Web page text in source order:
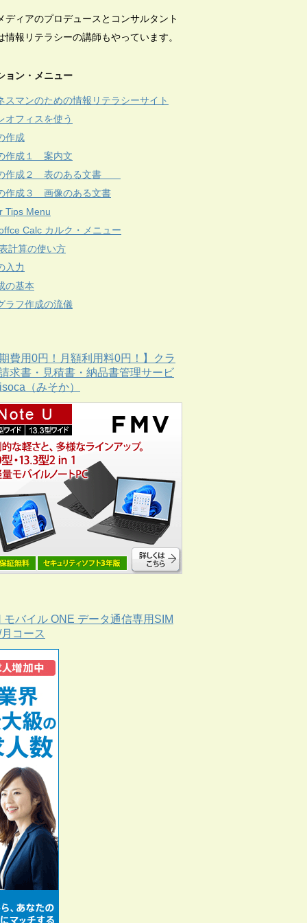
ディアのプロデュースとコンサルタント
情報リテラシーの講師もやっています。
ョン・メニュー
スマンのための情報リテラシーサイト
オフィスを使う
作成
作成１ 案内文
作成２ 表のある文書
作成３ 画像のある文書
Tips Menu
Calc カルク・メニュー
計算の使い方
入力
の基本
ラフ作成の流儀
費用0円！月額利用料0円！】クラ
求書・見積書・納品書管理サービ
（みそか）
モバイル ONE データ通信専用SIM
コース